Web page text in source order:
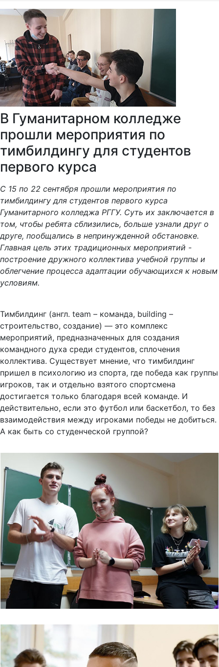
В Гуманитарном колледже
прошли мероприятия по
тимбилдингу для студентов
первого курса
С 15 по 22 сентября прошли мероприятия по
тимбилдингу для студентов первого курса
Гуманитарного колледжа РГГУ. Суть их заключается в
том, чтобы ребята сблизились, больше узнали друг о
друге, пообщались в непринужденной обстановке.
Главная цель этих традиционных мероприятий -
построение дружного коллектива учебной группы и
облегчение процесса адаптации обучающихся к новым
условиям.
Тимбилдинг (англ. team – команда, building –
строительство, создание) — это комплекс
мероприятий, предназначенных для создания
командного духа среди студентов, сплочения
коллектива. Существует мнение, что тимбилдинг
пришел в психологию из спорта, где победа как группы
игроков, так и отдельно взятого спортсмена
достигается только благодаря всей команде. И
действительно, если это футбол или баскетбол, то без
взаимодействия между игроками победы не добиться.
А как быть со студенческой группой?